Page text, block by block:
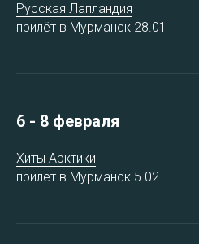
Русская Лапландия
прилёт в Мурманск 28.01
6 - 8 февраля
Хиты Арктики
прилёт в Мурманск 5.02